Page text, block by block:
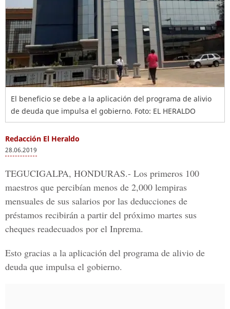
El beneficio se debe a la aplicación del programa de alivio
de deuda que impulsa el gobierno. Foto: EL HERALDO
Redacción El Heraldo
28.06.2019
TEGUCIGALPA, HONDURAS.- Los primeros 100
maestros que percibían menos de 2,000 lempiras
mensuales de sus salarios por las deducciones de
préstamos recibirán a partir del próximo martes sus
cheques readecuados por el Inprema.
Esto gracias a la aplicación del programa de alivio de
deuda que impulsa el gobierno.